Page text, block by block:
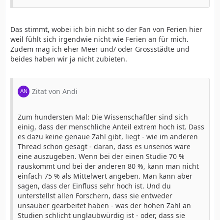
Das stimmt, wobei ich bin nicht so der Fan von Ferien hier
weil fühlt sich irgendwie nicht wie Ferien an für mich.
Zudem mag ich eher Meer und/ oder Grossstädte und
beides haben wir ja nicht zubieten.
Zitat von Andi
Zum hundersten Mal: Die Wissenschaftler sind sich
einig, dass der menschliche Anteil extrem hoch ist. Dass
es dazu keine genaue Zahl gibt, liegt - wie im anderen
Thread schon gesagt - daran, dass es unseriös wäre
eine auszugeben. Wenn bei der einen Studie 70 %
rauskommt und bei der anderen 80 %, kann man nicht
einfach 75 % als Mittelwert angeben. Man kann aber
sagen, dass der Einfluss sehr hoch ist. Und du
unterstellst allen Forschern, dass sie entweder
unsauber gearbeitet haben - was der hohen Zahl an
Studien schlicht unglaubwürdig ist - oder, dass sie